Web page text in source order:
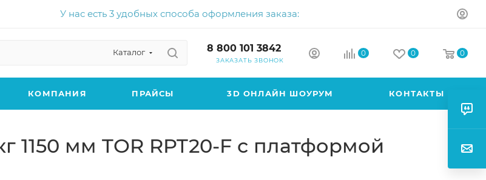
У нас есть 3 удобных способа оформления заказа:
Каталог 8 800 101 3842
ЗАКАЗАТЬ ЗВОНОК
0 0 0
КОМПАНИЯ ПРАЙСЫ 3D ОНЛАЙН ШОУРУМ КОНТАКТЫ
1150 мм TOR RPT20-F с платформой